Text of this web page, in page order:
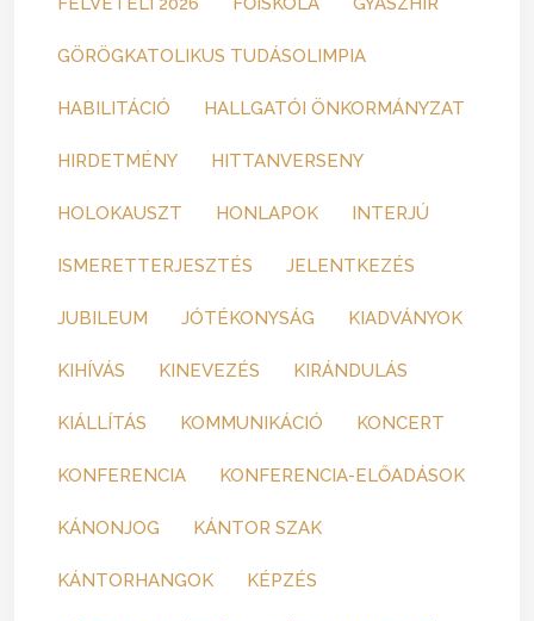
GÖRÖGKATOLIKUS TUDÁSOLIMPIA
HABILITÁCIÓ HALLGATÓI ÖNKORMÁNYZAT
HIRDETMÉNY HITTANVERSENY
HOLOKAUSZT HONLAPOK INTERJÚ
ISMERETTERJESZTÉS JELENTKEZÉS
JUBILEUM JÓTÉKONYSÁG KIADVÁNYOK
KIHÍVÁS KINEVEZÉS KIRÁNDULÁS
KIÁLLÍTÁS KOMMUNIKÁCIÓ KONCERT
KONFERENCIA KONFERENCIA-ELŐADÁSOK
KÁNONJOG KÁNTOR SZAK
KÁNTORHANGOK KÉPZÉS